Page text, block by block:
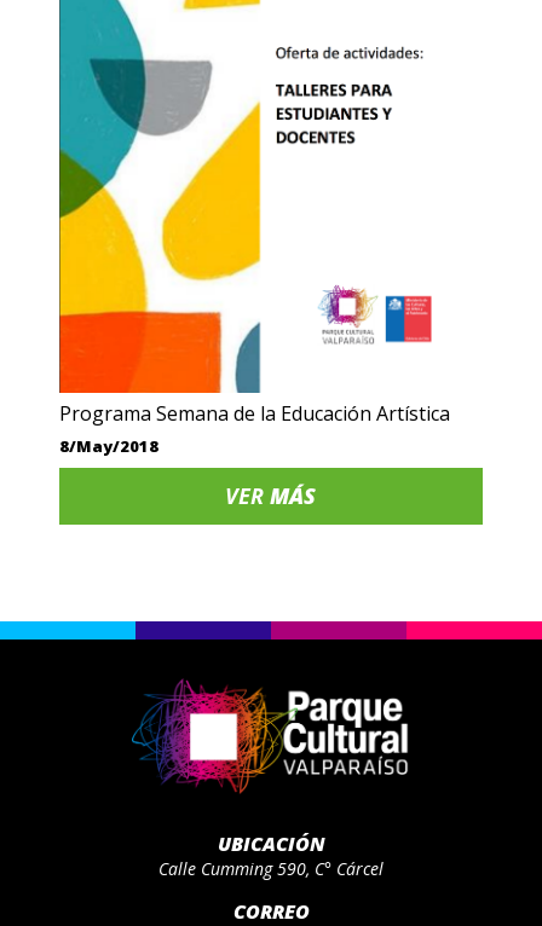
Programa Semana de la Educación Artística
8/May/2018
VERMÁS
UBICACIÓN
Calle Cumming 590, C° Cárcel
CORREO